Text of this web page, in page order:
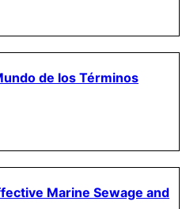
de los Términos
Marine Sewage and